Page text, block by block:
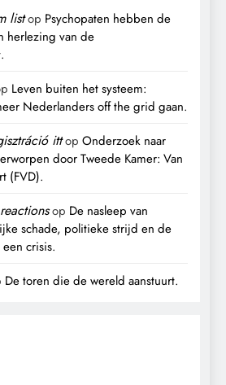
listop Psychopaten hebben de
herlezing van de
Leven buiten het systeem:
Nederlanders off the grid gaan.
ittop Onderzoek naar
door Tweede Kamer: Van
(FVD).
op De nasleep van
schade, politieke strijd en de
crisis.
De toren die de wereld aanstuurt.